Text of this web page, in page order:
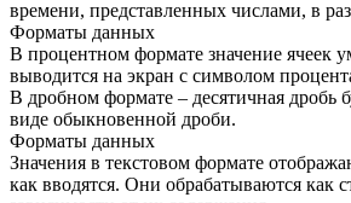
времени, представленных числами, в
Форматы данных
В процентном формате значение ячеек
выводится на экран с символом
В дробном формате – десятичная дробь
виде обыкновенной дроби.
Форматы данных
Значения в текстовом формате
как вводятся. Они обрабатываются как